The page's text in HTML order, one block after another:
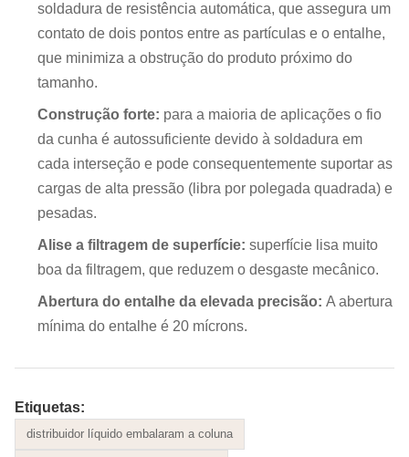
soldadura de resistência automática, que assegura um
contato de dois pontos entre as partículas e o entalhe,
que minimiza a obstrução do produto próximo do
tamanho.
Construção forte: para a maioria de aplicações o fio
da cunha é autossuficiente devido à soldadura em
cada interseção e pode consequentemente suportar as
cargas de alta pressão (libra por polegada quadrada) e
pesadas.
Alise a filtragem de superfície: superfície lisa muito
boa da filtragem, que reduzem o desgaste mecânico.
Abertura do entalhe da elevada precisão: A abertura
mínima do entalhe é 20 mícrons.
Etiquetas:
distribuidor líquido embalaram a coluna